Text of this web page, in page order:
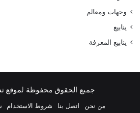
وجهات ومعالم
ينابيع
ينابيع المعرفة
جميع الحقوق محفوظة لموقع
من نحن اتصل بنا شروط الاستخدام